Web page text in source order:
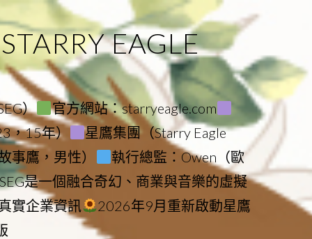
EAGLE
）
官方網站：starryeagle.com
，15年）
星鷹集團（Starry Eagle
事鷹，男性）
執行總監：Owen（歐
是一個融合奇幻、商業與音樂的虛擬
實企業資訊
2026年9月重新啟動星鷹